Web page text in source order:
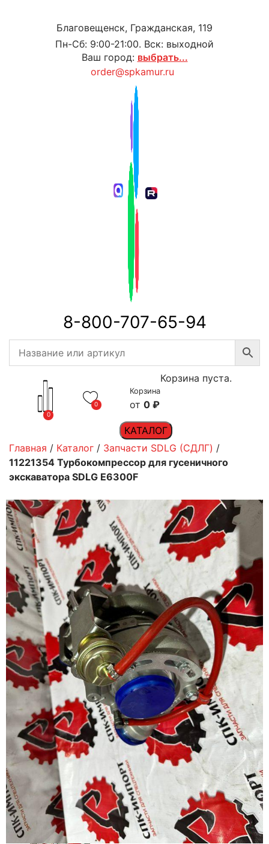
Благовещенск, Гражданская, 119
Пн-Сб: 9:00-21:00. Вск: выходной
Ваш город: выбрать...
order@spkamur.ru
8-800-707-65-94
0
0
Корзина
0 ₽
Корзина пуста.
КАТАЛОГ
Главная / Каталог / Запчасти SDLG (СДЛГ) /
11221354 Турбокомпрессор для гусеничного
экскаватора SDLG E6300F